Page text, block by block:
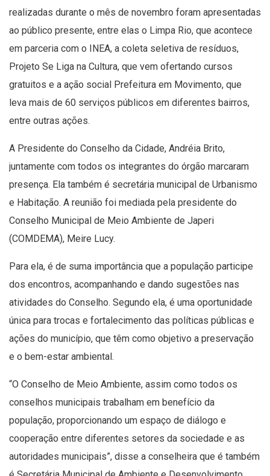
realizadas durante o mês de novembro foram apresentadas
ao público presente, entre elas o Limpa Rio, que acontece
em parceria com o INEA, a coleta seletiva de resíduos,
Projeto Se Liga na Cultura, que vem ofertando cursos
gratuitos e a ação social Prefeitura em Movimento, que
leva mais de 60 serviços públicos em diferentes bairros,
entre outras ações.
A Presidente do Conselho da Cidade, Andréia Brito,
juntamente com todos os integrantes do órgão marcaram
presença. Ela também é secretária municipal de Urbanismo
e Habitação. A reunião foi mediada pela presidente do
Conselho Municipal de Meio Ambiente de Japeri
(COMDEMA), Meire Lucy.
Para ela, é de suma importância que a população participe
dos encontros, acompanhando e dando sugestões nas
atividades do Conselho. Segundo ela, é uma oportunidade
única para trocas e fortalecimento das políticas públicas e
ações do município, que têm como objetivo a preservação
e o bem-estar ambiental.
“O Conselho de Meio Ambiente, assim como todos os
conselhos municipais trabalham em benefício da
população, proporcionando um espaço de diálogo e
cooperação entre diferentes setores da sociedade e as
autoridades municipais”, disse a conselheira que é também